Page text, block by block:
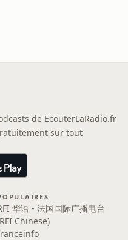
de EcouterLaRadio.fr
sur tout
华语 - 法国国际广播电台
Chinese)